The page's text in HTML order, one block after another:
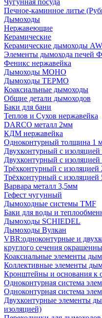
Чугунная посуда
Печное-каминное литье
Дымоходы
Нержавеющие
Керамические
Керамические дымоходы
Элементы дымохода печей
Феникс нержавейка
Дымоходы МОНО
Дымоходы ТЕРМО
Коаксиальные дымоходы
Общие детали дымоходов
Баки для бани
Теплов и Сухов нержавейка
DARCO металл 2мм
КДМ нержавейка
Одноконтурный толщина 1
Двухконтурный с
Двухконтурный с
Трёхконтурный с
Трёхконтурный с
Варвара металл 3,5мм
Гефест чугунный
Дымоходные системы TMF
Баки для воды и
Дымоходы SCHIEDEL
Дымоходы Вулкан
VBR:одноконтурные и
круглого сечения
Коаксиальные элементы
Коллективные элементы
Кронштейны и основания к
Одноконтурная система
Одноконтурная система
Двухконтурные элементы
изоляцией)